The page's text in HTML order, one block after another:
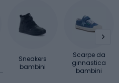
Sneakers
bambini
Scarpe da
ginnastica
bambini